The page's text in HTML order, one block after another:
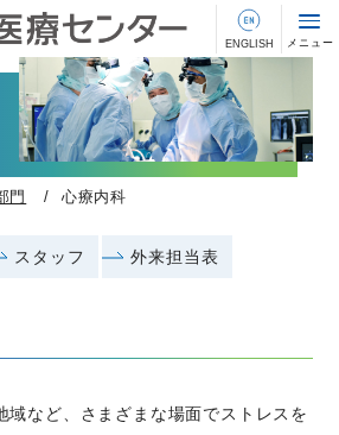
門 心療内科
スタッフ 外来担当表
域など、さまざまな場面でストレスを